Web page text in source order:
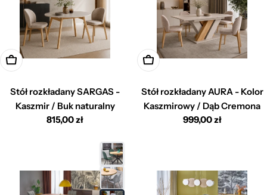
Dodaj do koszyka
Stół rozkładany SARGAS -
Kaszmir / Buk naturalny
Cena
815,00 zł
Dodaj do koszyka
Stół rozkładany AURA - Kolor
Kaszmirowy / Dąb Cremona
Cena
999,00 zł